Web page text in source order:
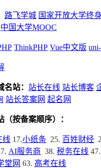
路飞学城 国家开放大学终
中国大学MOOC
ThinkPHP Vue中文版
站： 站长在线 站长博客
站长答案网 起名网
按备案顺序）：
线 17.小纸条 25. 百姓财经
AI服务商 38. 税务在线 47.
堂网 63. 高考在线